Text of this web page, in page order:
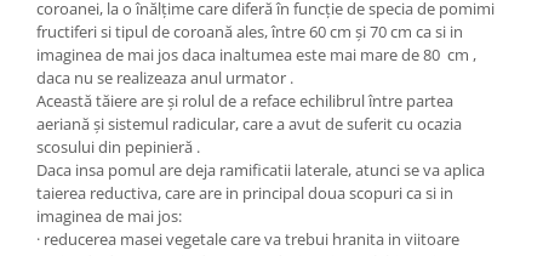
coroanei, la o înălțime care diferă în funcție de specia de pomimi
fructiferi si tipul de coroană ales, între 60 cm și 70 cm ca si in
imaginea de mai jos daca inaltumea este mai mare de 80 cm ,
daca nu se realizeaza anul urmator .
Această tăiere are și rolul de a reface echilibrul între partea
aeriană și sistemul radicular, care a avut de suferit cu ocazia
scosului din pepinieră .
Daca insa pomul are deja ramificatii laterale, atunci se va aplica
taierea reductiva, care are in principal doua scopuri ca si in
imaginea de mai jos:
· reducerea masei vegetale care va trebui hranita in viitoare